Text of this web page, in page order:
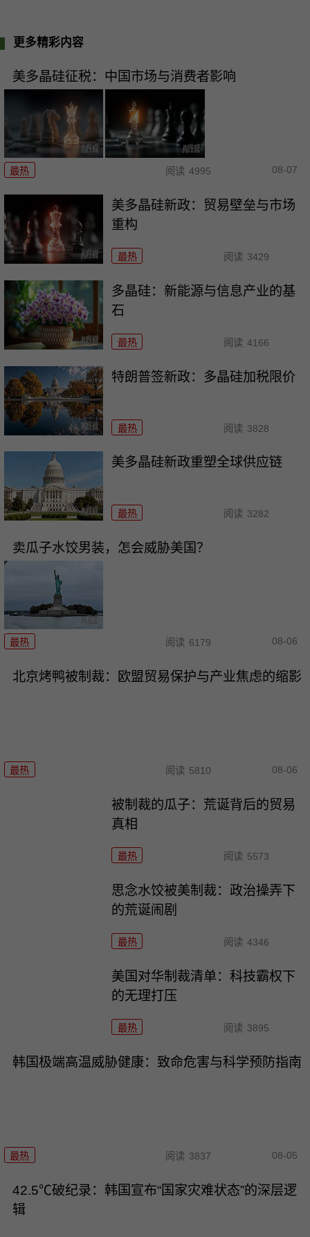
更多精彩内容
美多晶硅征税：中国市场与消费者影响
最热 阅读 4995 08-07
美多晶硅新政：贸易壁垒与市场
重构
最热 阅读 3429
多晶硅：新能源与信息产业的基
石
最热 阅读 4166
特朗普签新政：多晶硅加税限价
最热 阅读 3828
美多晶硅新政重塑全球供应链
最热 阅读 3282
卖瓜子水饺男装，怎会威胁美国？
最热 阅读 6179 08-06
北京烤鸭被制裁：欧盟贸易保护与产业焦虑的缩影
最热 阅读 5810 08-06
被制裁的瓜子：荒诞背后的贸易
真相
最热 阅读 5573
思念水饺被美制裁：政治操弄下
的荒诞闹剧
最热 阅读 4346
美国对华制裁清单：科技霸权下
的无理打压
最热 阅读 3895
韩国极端高温威胁健康：致命危害与科学预防指南
最热 阅读 3837 08-05
42.5℃破纪录：韩国宣布“国家灾难状态”的深层逻
辑